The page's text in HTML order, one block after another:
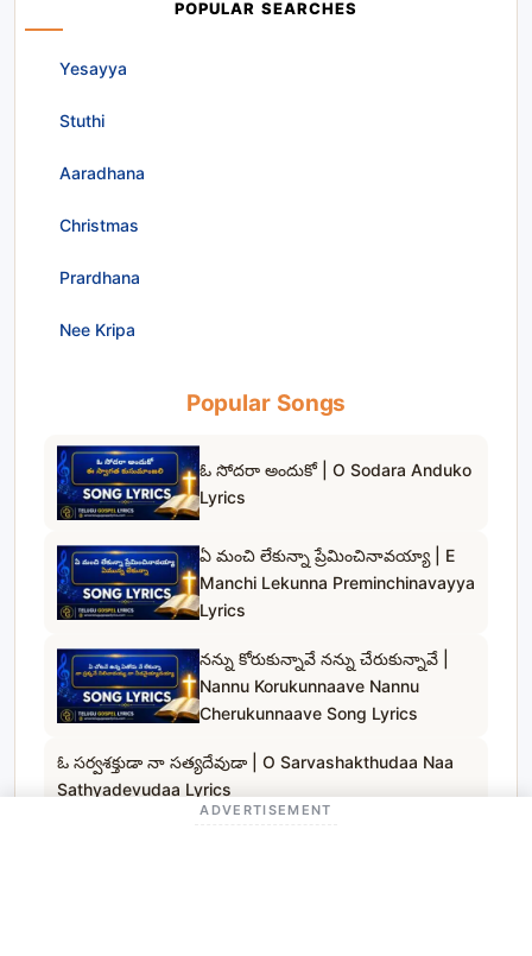
POPULAR SEARCHES
Yesayya
Stuthi
Aaradhana
Christmas
Prardhana
Nee Kripa
Popular Songs
ఓ సోదరా అందుకో | O Sodara Anduko
Lyrics
ఏ మంచి లేకున్నా ప్రేమించినావయ్యా | E
Manchi Lekunna Preminchinavayya
Lyrics
నన్ను కోరుకున్నావే నన్ను చేరుకున్నావే |
Nannu Korukunnaave Nannu
Cherukunnaave Song Lyrics
ఓ సర్వశక్తుడా నా సత్యదేవుడా | O Sarvashakthudaa Naa
Sathyadevudaa Lyrics
ADVERTISEMENT